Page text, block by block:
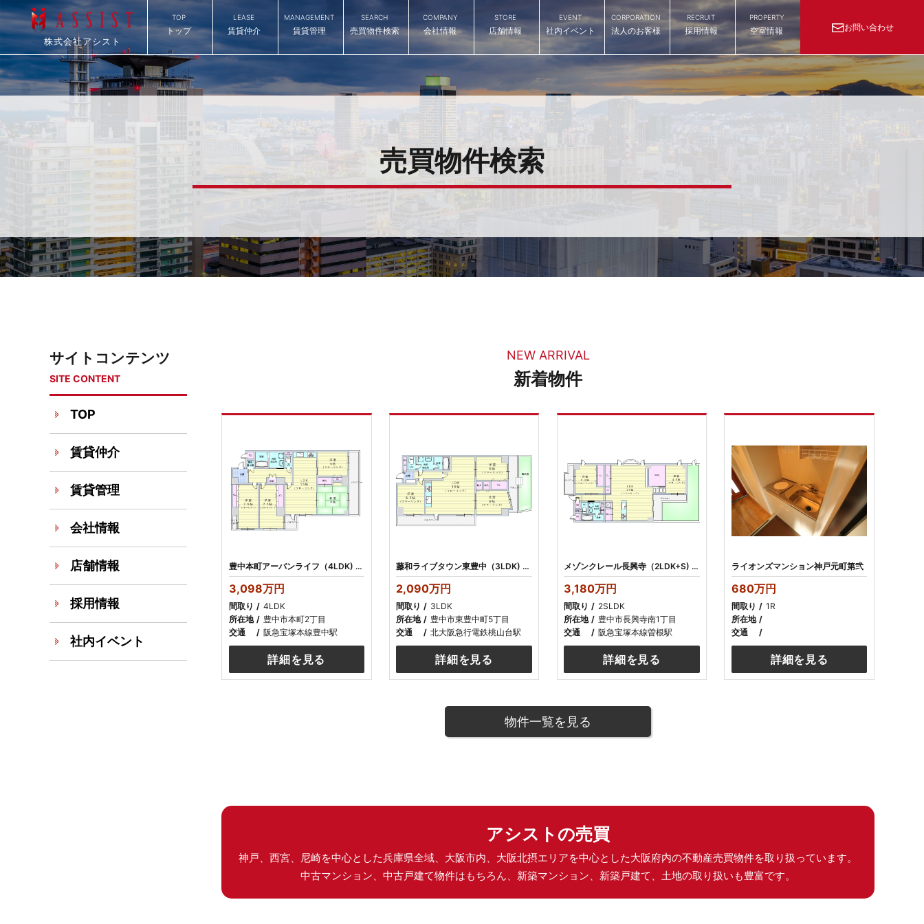
株式会社アシスト
TOP
トップ
LEASE
賃貸仲介
MANAGEMENT
賃貸管理
SEARCH
売買物件検索
COMPANY
会社情報
STORE
店舗情報
EVENT
社内イベント
CORPORATION
法人のお客様
RECRUIT
採用情報
PROPERTY
空室情報 お問い合わせ
売買物件検索
NEW ARRIVAL
新着物件
豊中本町アーバンライフ（4LDK) 3098万円 リフォーム済み
3,098万円
間取り
4LDK
所在地
豊中市本町2丁目
交通
阪急宝塚本線豊中駅
詳細を見る
藤和ライブタウン東豊中（3LDK) 2090万円 リフォーム済み
2,090万円
間取り
3LDK
所在地
豊中市東豊中町5丁目
交通
北大阪急行電鉄桃山台駅
詳細を見る
メゾンクレール長興寺（2LDK+S) 3180万円 リフォーム済み
3,180万円
間取り
2SLDK
所在地
豊中市長興寺南1丁目
交通
阪急宝塚本線曽根駅
詳細を見る
ライオンズマンション神戸元町第弐
680万円
間取り
1R
所在地
交通
詳細を見る
物件一覧を見る
アシストの売買
神戸、西宮、尼崎を中心とした兵庫県全域、大阪市内、大阪北摂エリアを中心とした大阪府内の不動産売買物件を取り扱っています。
中古マンション、中古戸建て物件はもちろん、新築マンション、新築戸建て、土地の取り扱いも豊富です。
サイトコンテンツ
SITE CONTENT
TOP
賃貸仲介
賃貸管理
会社情報
店舗情報
採用情報
社内イベント